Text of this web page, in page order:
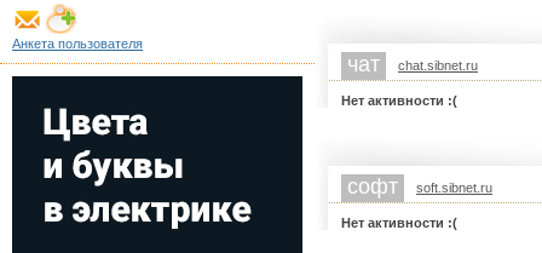
чат chat.sibnet.ru
Нет активности :(
софт soft.sibnet.ru
Нет активности :(
Анкета пользователя